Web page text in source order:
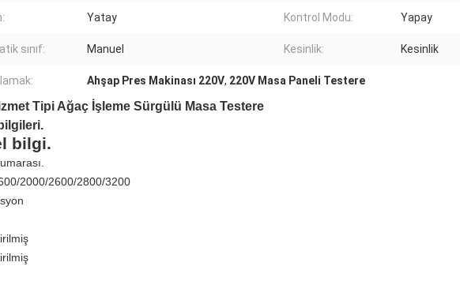
Yatay Kontrol Modu: Yapay
sınıf: Manuel Kesinlik: Kesinlik
Ahşap Pres Makinası 220V, 220V Masa Paneli Testere
Tipi Ağaç İşleme Sürgülü Masa Testere
bilgi.
2000/2600/2800/3200